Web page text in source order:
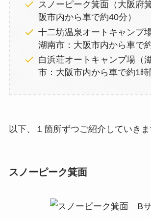
スノーピーク箕面（大阪府
阪市内から車で約40分）
十二坊温泉オートキャンプ
湖南市：大阪市内から車で
白浜荘オートキャンプ場（
市：大阪市内から車で約1時
以下、１箇所ずつご紹介していきま
スノーピーク箕面